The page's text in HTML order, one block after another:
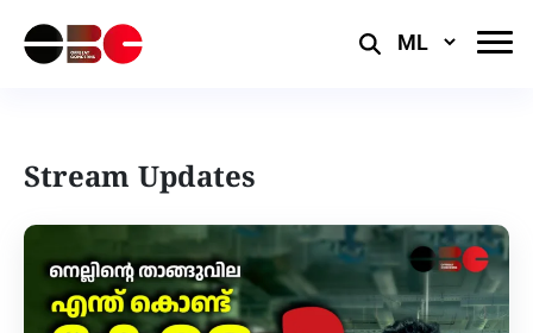
Select
Stream Updates